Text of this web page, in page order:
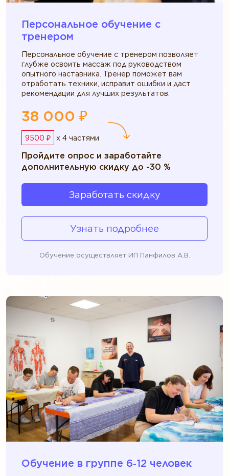
Обучение в группе 6‑12 человек
Персональное обучение c
тренером
Персональное обучение с тренером позволяет
глубже освоить массаж под руководством
опытного наставника. Тренер поможет вам
отработать техники, исправит ошибки и даст
рекомендации для лучших результатов.
38 000 ₽
9500 ₽ x 4 частями
Пройдите опрос и заработайте
дополнительную скидку до -30 %
Заработать скидку
Узнать подробнее
Обучение осуществляет ИП Панфилов А.В.